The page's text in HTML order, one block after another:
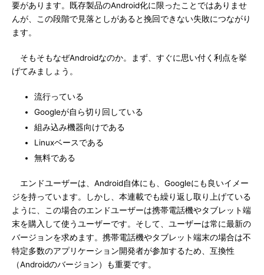
要があります。既存製品のAndroid化に限ったことではありませ
んが、この段階で見落としがあると挽回できない失敗につながり
ます。
そもそもなぜAndroidなのか。まず、すぐに思い付く利点を挙
げてみましょう。
流行っている
Googleが自ら切り回している
組み込み機器向けである
Linuxベースである
無料である
エンドユーザーは、Android自体にも、Googleにも良いイメー
ジを持っています。しかし、本連載でも繰り返し取り上げている
ように、この場合のエンドユーザーは携帯電話機やタブレット端
末を購入して使うユーザーです。そして、ユーザーは常に最新の
バージョンを求めます。携帯電話機やタブレット端末の場合は不
特定多数のアプリケーション開発者が参加するため、互換性
（Androidのバージョン）も重要です。